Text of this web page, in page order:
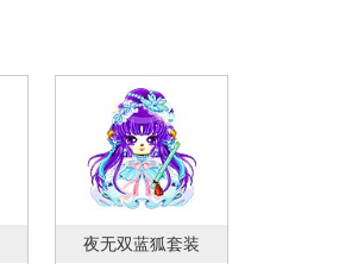
夜无双蓝狐套装